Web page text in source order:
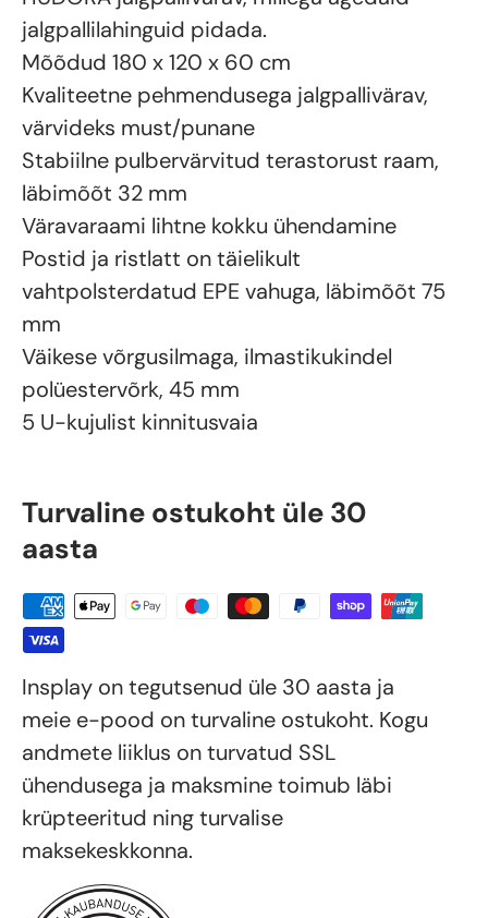
jalgpallilahinguid pidada.
Mõõdud 180 x 120 x 60 cm
Kvaliteetne pehmendusega jalgpallivärav,
värvideks must/punane
Stabiilne pulbervärvitud terastorust raam,
läbimõõt 32 mm
Väravaraami lihtne kokku ühendamine
Postid ja ristlatt on täielikult
vahtpolsterdatud EPE vahuga, läbimõõt 75
mm
Väikese võrgusilmaga, ilmastikukindel
polüestervõrk, 45 mm
5 U-kujulist kinnitusvaia
Turvaline ostukoht üle 30
aasta
Insplay on tegutsenud üle 30 aasta ja
meie e-pood on turvaline ostukoht. Kogu
andmete liiklus on turvatud SSL
ühendusega ja maksmine toimub läbi
krüpteeritud ning turvalise
maksekeskkonna.